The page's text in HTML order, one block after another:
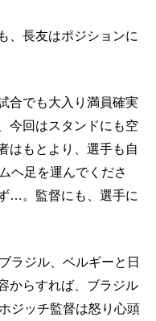
、長友はポジションに
合でも大入り満員確実
今回はスタンドにも空
はもとより、選手も自
ヘ足を運んでくださ
…。監督にも、選手に
ラジル、ベルギーと日
からすれば、ブラジル
ジッチ監督は怒り心頭